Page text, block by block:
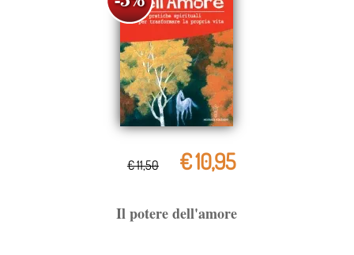
€ 11,50 € 10,95
Il potere dell'amore